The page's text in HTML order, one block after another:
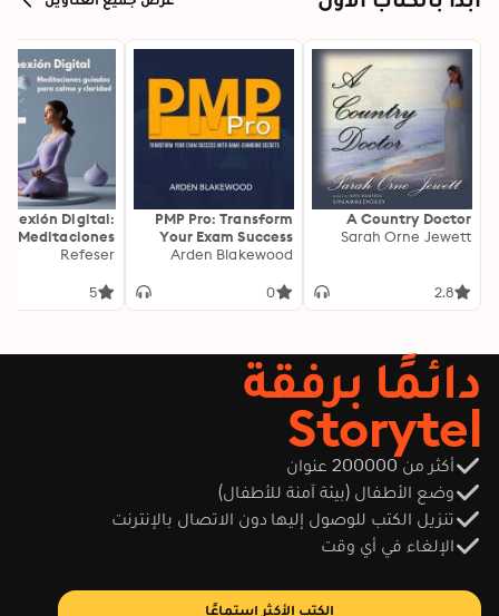
A Country Doctor
Sarah Orne Jewett
2.8
PMP Pro: Transform
Your Exam Success
with Game-Changing
PMP exam results!
performance on test
day."
Arden Blakewood
0
Digital:
Meditaciones
para Calma y
Refeser
5
دائمًا برفقة
Storytel
أكثر من 200000 عنوان
وضع الأطفال (بيئة آمنة للأطفال)
تنزيل الكتب للوصول إليها دون الاتصال بالإنترنت
الإلغاء في أي وقت
الكتب الأكثر استماعًا